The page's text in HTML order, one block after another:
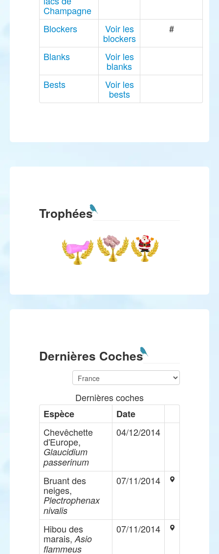
Champagne
Blockers
Voir les
blockers
#
Blanks Voir les
blanks
Bests
Voir les
bests
Trophées
Dernières Coches
Dernières coches
Espèce
Date
Chevêchette
d'Europe,
Glaucidium
passerinum
04/12/2014
Bruant des
neiges,
Plectrophenax
nivalis
07/11/2014
Hibou des
marais, Asio
flammeus
07/11/2014